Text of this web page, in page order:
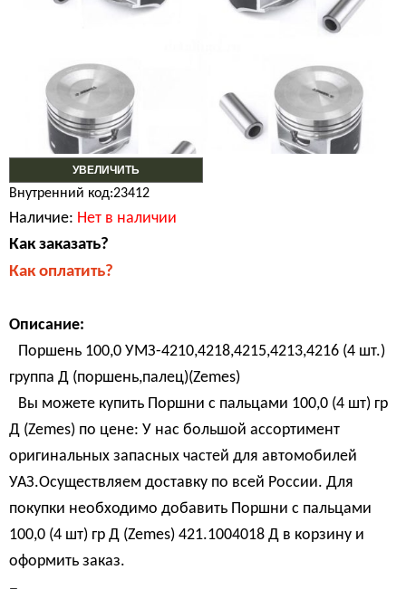
УВЕЛИЧИТЬ
Внутренний код:23412
Наличие: Нет в наличии
Как заказать?
Как оплатить?
Описание:
Поршень 100,0 УМЗ-4210,4218,4215,4213,4216 (4 шт.)
группа Д (поршень,палец)(Zemes)
Вы можете купить Поршни с пальцами 100,0 (4 шт) гр
Д (Zemes) по цене: У нас большой ассортимент
оригинальных запасных частей для автомобилей
УАЗ.Осуществляем доставку по всей России. Для
покупки необходимо добавить Поршни с пальцами
100,0 (4 шт) гр Д (Zemes) 421.1004018 Д в корзину и
оформить заказ.